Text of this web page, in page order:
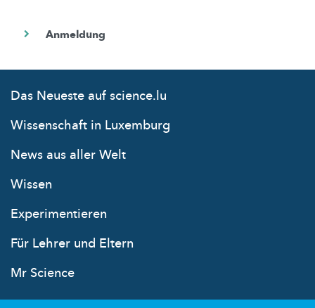
Das Neueste auf science.lu
Wissenschaft in Luxemburg
News aus aller Welt
Wissen
Experimentieren
Für Lehrer und Eltern
Mr Science